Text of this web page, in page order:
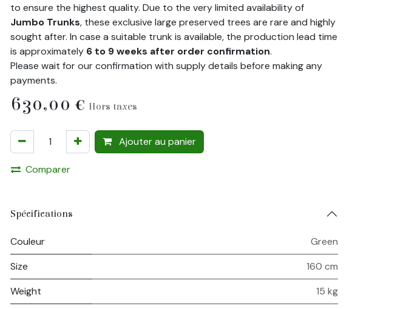
to ensure the highest quality. Due to the very limited availability of
Jumbo Trunks, these exclusive large preserved trees are rare and highly
sought after. In case a suitable trunk is available, the production lead time
is approximately 6 to 9 weeks after order confirmation.
Please wait for our confirmation with supply details before making any
payments.
630,00 € Hors taxes
Ajouter au panier
Comparer
Spécifications
Couleur
Green
Size
160 cm
Weight
15 kg